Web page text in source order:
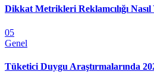
Dikkat Metrikleri Reklamcılığı Nasıl
05
Genel
Tüketici Duygu Araştırmalarında